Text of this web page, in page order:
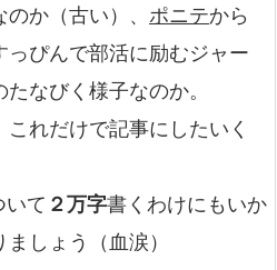
か（古い）、 ポニテから
ぴんで部活に励むジャー
なびく様子なのか。
れだけで記事にしたいく
いて ２万字書くわけにもいか
しょう（血涙）